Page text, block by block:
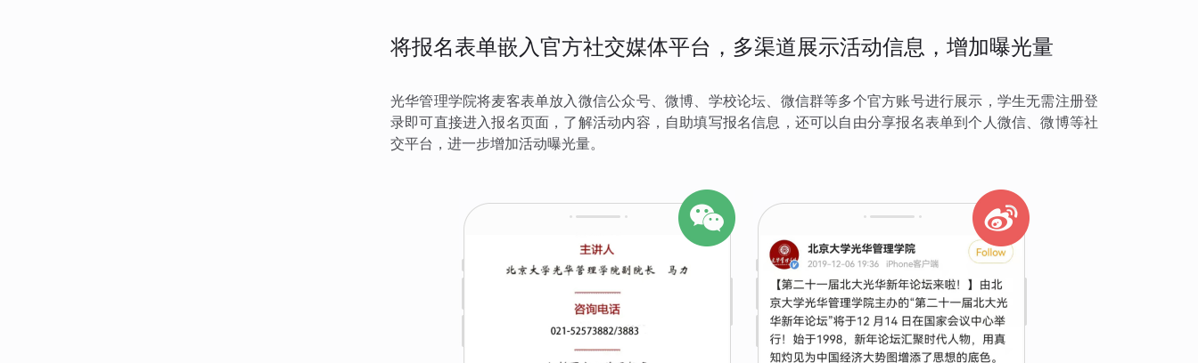
将报名表单嵌入官方社交媒体平台，多渠道展示活动信息，增加曝光量
光华管理学院将麦客表单放入微信公众号、微博、学校论坛、微信群等多个官方账号进行展示，学生无需注册登
录即可直接进入报名页面，了解活动内容，自助填写报名信息，还可以自由分享报名表单到个人微信、微博等社
交平台，进一步增加活动曝光量。